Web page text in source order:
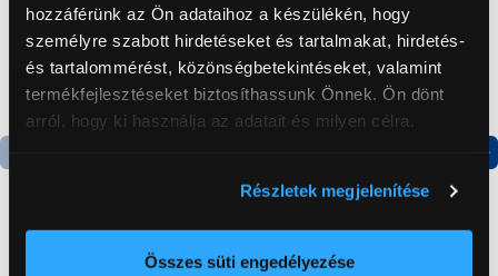
hozzáférünk az Ön adataihoz a készülékén, hogy
személyre szabott hirdetéseket és tartalmakat, hirdetés-
és tartalommérést, közönségbetekintéseket, valamint
termékfejlesztéseket biztosíthassunk Önnek. Ön dönt
arról, hogy ki használja az adatait és milyen célra.
elhelyezkedéséről pár méteres pontossággal
Az Ön készülékén beazonosítása annak konkrét
Részletek megjelenítése
Összes süti engedélyezése
Gorenje NRS8182KX Side
Termék adatlap
Gorenje N619EAXL4